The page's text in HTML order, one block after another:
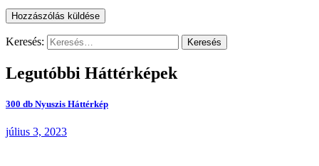
Keresés:
Legutóbbi Háttérképek
300 db Nyuszis Háttérkép
július 3, 2023